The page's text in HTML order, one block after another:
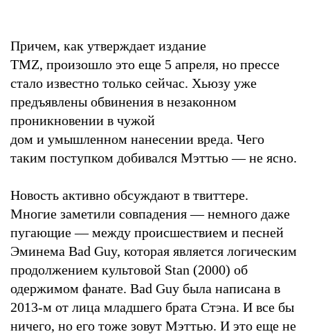
Причем, как утверждает издание
TMZ, произошло это еще 5 апреля, но прессе
стало известно только сейчас. Хьюзу уже
предъявлены обвинения в незаконном
проникновении в чужой
дом и умышленном нанесении вреда. Чего
таким поступком добивался Мэттью — не ясно.
Новость активно обсуждают в твиттере.
Многие заметили совпадения — немного даже
пугающие — между происшествием и песней
Эминема Bad Guy, которая является логическим
продолжением культовой Stan (2000) об
одержимом фанате. Bad Guy была написана в
2013-м от лица младшего брата Стэна. И все бы
ничего, но его тоже зовут Мэттью. И это еще не